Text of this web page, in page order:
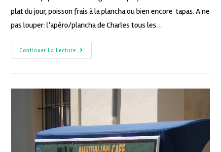
plat du jour, poisson frais à la plancha ou bien encore tapas. A ne
pas louper: l’apéro/plancha de Charles tous les…
Continuer La Lecture